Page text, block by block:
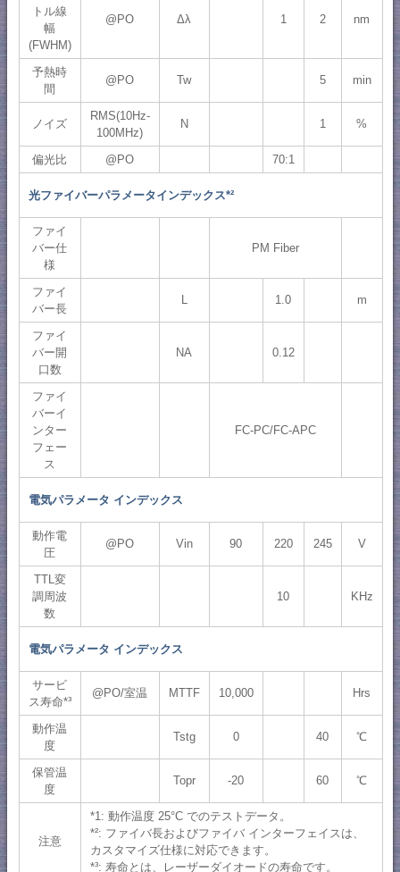
トル線
幅
(FWHM)
@PO Δλ 1 2 nm
予熱時
間
@PO Tw 5 min
ノイズ
RMS(10Hz-
100MHz)
N 1 %
偏光比 @PO 70:1
光ファイバーパラメータインデックス*²
ファイ
バー仕
様
PM Fiber
ファイ
バー長
L 1.0 m
ファイ
バー開
口数
NA 0.12
ファイ
バーイ
ンター
フェー
ス
FC-PC/FC-APC
電気パラメータ インデックス
動作電
圧
@PO Vin 90 220 245 V
TTL変
調周波
数
10 KHz
電気パラメータ インデックス
サービ
ス寿命*³
@PO/室温 MTTF 10,000 Hrs
動作温
度
Tstg 0 40 ℃
保管温
度
Topr -20 60 ℃
注意
*1: 動作温度 25°C でのテストデータ。
*²: ファイバ長およびファイバ インターフェイスは、
カスタマイズ仕様に対応できます。
*³: 寿命とは、レーザーダイオードの寿命です。